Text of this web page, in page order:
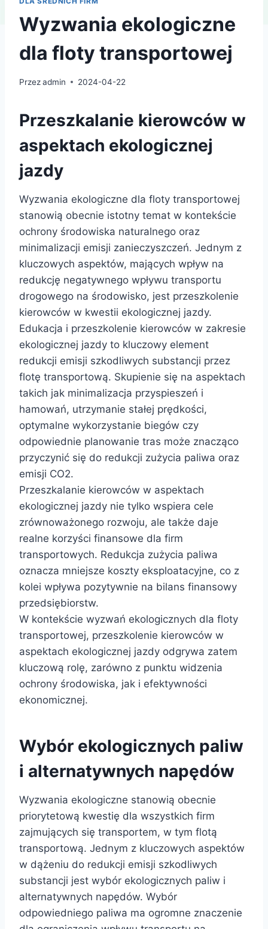
Wyzwania ekologiczne
dla floty transportowej
Przezadmin 2024-04-22
Przeszkalanie kierowców w
aspektach ekologicznej
jazdy
Wyzwania ekologiczne dla floty transportowej
stanowią obecnie istotny temat w kontekście
ochrony środowiska naturalnego oraz
minimalizacji emisji zanieczyszczeń. Jednym z
kluczowych aspektów, mających wpływ na
redukcję negatywnego wpływu transportu
drogowego na środowisko, jest przeszkolenie
kierowców w kwestii ekologicznej jazdy.
Edukacja i przeszkolenie kierowców w zakresie
ekologicznej jazdy to kluczowy element
redukcji emisji szkodliwych substancji przez
flotę transportową. Skupienie się na aspektach
takich jak minimalizacja przyspieszeń i
hamowań, utrzymanie stałej prędkości,
optymalne wykorzystanie biegów czy
odpowiednie planowanie tras może znacząco
przyczynić się do redukcji zużycia paliwa oraz
emisji CO2.
Przeszkalanie kierowców w aspektach
ekologicznej jazdy nie tylko wspiera cele
zrównoważonego rozwoju, ale także daje
realne korzyści finansowe dla firm
transportowych. Redukcja zużycia paliwa
oznacza mniejsze koszty eksploatacyjne, co z
kolei wpływa pozytywnie na bilans finansowy
przedsiębiorstw.
W kontekście wyzwań ekologicznych dla floty
transportowej, przeszkolenie kierowców w
aspektach ekologicznej jazdy odgrywa zatem
kluczową rolę, zarówno z punktu widzenia
ochrony środowiska, jak i efektywności
ekonomicznej.
Wybór ekologicznych paliw
i alternatywnych napędów
Wyzwania ekologiczne stanowią obecnie
priorytetową kwestię dla wszystkich firm
zajmujących się transportem, w tym flotą
transportową. Jednym z kluczowych aspektów
w dążeniu do redukcji emisji szkodliwych
substancji jest wybór ekologicznych paliw i
alternatywnych napędów. Wybór
odpowiedniego paliwa ma ogromne znaczenie